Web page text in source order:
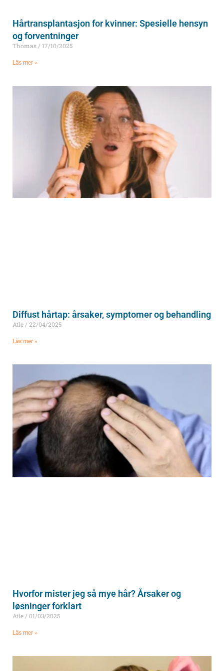
Hårtransplantasjon for kvinner: Spesielle hensyn
og forventninger
Thomas 17/10/2025
Läs mer »
Diffust hårtap: årsaker, symptomer og behandling
Atle 22/04/2025
Läs mer »
Hvorfor mister jeg så mye hår? Årsaker og
løsninger forklart
Atle 01/03/2025
Läs mer »